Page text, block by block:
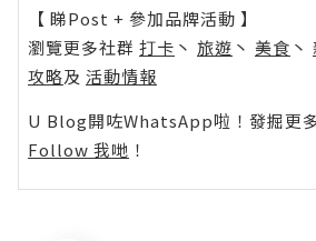
【 睇Post + 參加品牌活動 】
瀏覽更多社群 打卡 丶 旅遊 丶 美食 丶
攻略及 活動情報
U Blog開咗WhatsApp啦！發掘更
Follow 我哋 ！